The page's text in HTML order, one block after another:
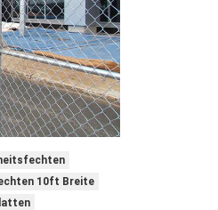
10ft Breite